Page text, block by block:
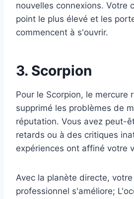
nouvelles connexions. Votre
point le plus élevé et les
commencent à s'ouvrir.
3. Scorpion
Pour le Scorpion, le mercure
supprimé les problèmes de
réputation. Vous avez peut-
retards ou à des critiques
expériences ont affiné votre
Avec la planète directe,
professionnel s'améliore;